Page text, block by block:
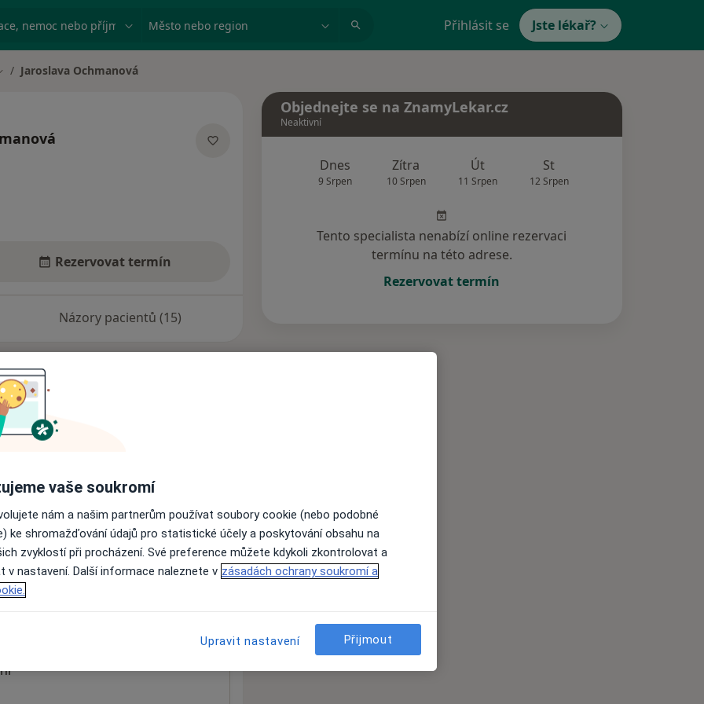
nemoc nebo příjmení Město nebo region Přihlásit se Jste lékař?
města
Jaroslava Ochmanová
Rezervovat termín
Názory pacientů (15)
nejsou k dispozici
informace o svých službách.
Objednejte se na ZnamyLekar.cz
Neaktivní
Dnes
9 Srpen
Zítra
10 Srpen
Út
11 Srpen
St
12 Srpen
Tento specialista nenabízí online rezervaci
termínu na této adrese.
Rezervovat termín
vaše soukromí
nám a našim partnerům používat soubory cookie (nebo podobné
ke shromažďování údajů pro statistické účely a poskytování obsahu na
zvyklostí při procházení. Své preference můžete kdykoli zkontrolovat a
v nastavení. Další informace naleznete v zásadách ochrany soukromí a
Upravit nastavení Přijmout